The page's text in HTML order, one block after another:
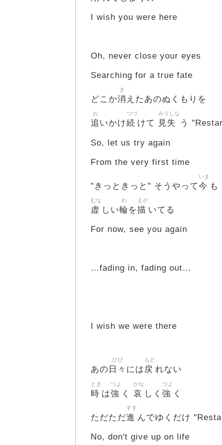
I wish you were here
Oh, never close your eyes
Searching for a true fate
どこか消
き
えたあのぬくもりを
追
お
いかけ続
つづ
けて 見失
みうしな
う
So, let us try again
From the very first time
"きっときっと" そうやって今
いま
も
虚
むな
しい輪
わ
を描
えが
いてる
For now, see you again
…fading in, fading out…
I wish we were there
あの 日々
ひび
には戻
もど
れない
時
とき
は強
つよ
く 哀
かな
しく 強
つよ
く
ただただ進
すす
んでゆくだけ
No, don't give up on life